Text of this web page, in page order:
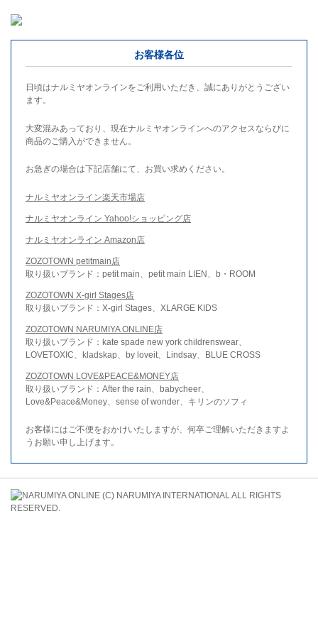
お客様各位
日頃はナルミヤオンラインをご利用いただき、誠にありがとうござい
ます。
大変混みあっており、現在ナルミヤオンラインへのアクセスならびに
商品のご購入ができません。
お急ぎの場合は下記店舗にて、お買い求めください。
ナルミヤオンライン楽天市場店
ナルミヤオンライン Yahoo!ショッピング店
ナルミヤオンライン Amazon店
ZOZOTOWN petitmain店
取り扱いブランド：petit main、petit main LIEN、b・ROOM
ZOZOTOWN X-girl Stages店
取り扱いブランド：X-girl Stages、XLARGE KIDS
ZOZOTOWN NARUMIYA ONLINE店
取り扱いブランド：kate spade new york childrenswear、
LOVETOXIC、kladskap、by loveit、Lindsay、BLUE CROSS
ZOZOTOWN LOVE&PEACE&MONEY店
取り扱いブランド：After the rain、babycheer、
Love&Peace&Money、sense of wonder、キリンのソフィ
お客様にはご不便をおかけいたしますが、何卒ご理解いただきますよ
うお願い申し上げます。